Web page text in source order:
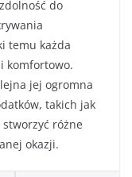
do
temu każda
komfortowo.
jej ogromna
takich jak
różne
okazji.